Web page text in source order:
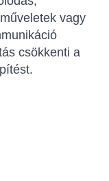
vagy
csökkenti a